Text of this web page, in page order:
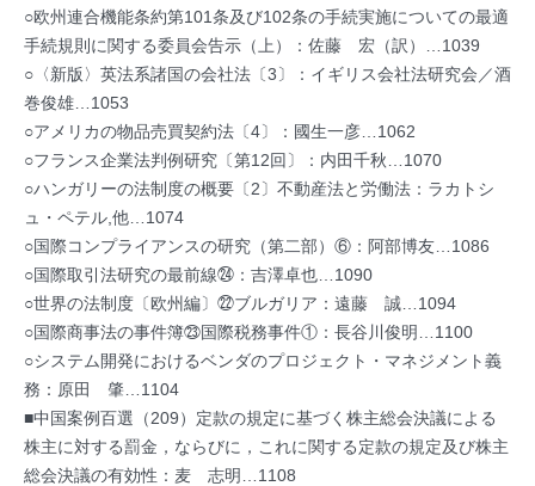
○欧州連合機能条約第101条及び102条の手続実施についての最適
手続規則に関する委員会告示（上）：佐藤 宏（訳）…1039
○〈新版〉英法系諸国の会社法〔3〕：イギリス会社法研究会／酒
巻俊雄…1053
○アメリカの物品売買契約法〔4〕：國生一彦…1062
○フランス企業法判例研究〔第12回〕：内田千秋…1070
○ハンガリーの法制度の概要〔2〕不動産法と労働法：ラカトシ
ュ・ペテル,他…1074
○国際コンプライアンスの研究（第二部）⑥：阿部博友…1086
○国際取引法研究の最前線㉔：吉澤卓也…1090
○世界の法制度〔欧州編〕㉒ブルガリア：遠藤 誠…1094
○国際商事法の事件簿㉓国際税務事件①：長谷川俊明…1100
○システム開発におけるベンダのプロジェクト・マネジメント義
務：原田 肇…1104
■中国案例百選（209）定款の規定に基づく株主総会決議による
株主に対する罰金，ならびに，これに関する定款の規定及び株主
総会決議の有効性：麦 志明…1108